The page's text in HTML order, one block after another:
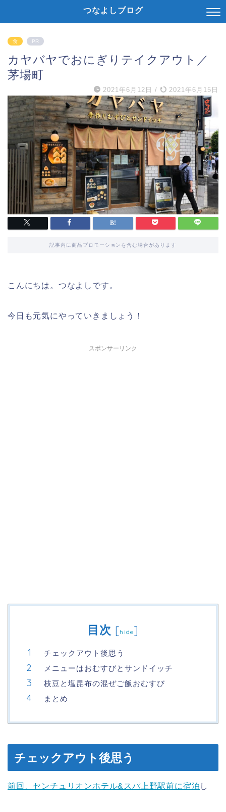
つなよしブログ
食 PR
カヤバヤでおにぎりテイクアウト／
茅場町
2021年6月12日 / 2021年6月15日
記事内に商品プロモーションを含む場合があります
こんにちは。つなよしです。
今日も元気にやっていきましょう！
スポンサーリンク
目次 [hide]
チェックアウト後思う
メニューはおむすびとサンドイッチ
枝豆と塩昆布の混ぜご飯おむすび
まとめ
チェックアウト後思う
前回、センチュリオンホテル&スパ上野駅前に宿泊 し